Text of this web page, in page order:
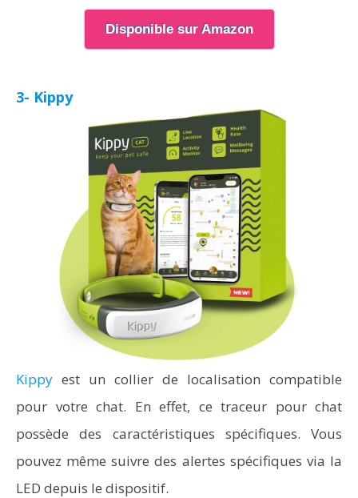
Disponible sur Amazon
3- Kippy
Kippy est un collier de localisation compatible
pour votre chat. En effet, ce traceur pour chat
possède des caractéristiques spécifiques. Vous
pouvez même suivre des alertes spécifiques via la
LED depuis le dispositif.